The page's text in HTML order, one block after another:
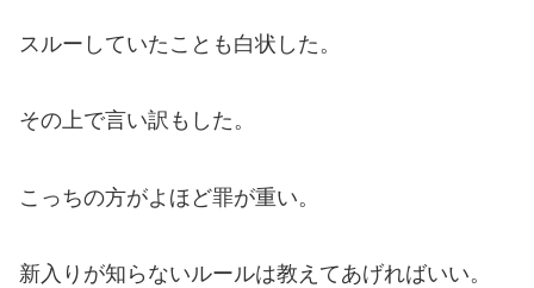
スルーしていたことも白状した。
その上で言い訳もした。
こっちの方がよほど罪が重い。
新入りが知らないルールは教えてあげればいい。